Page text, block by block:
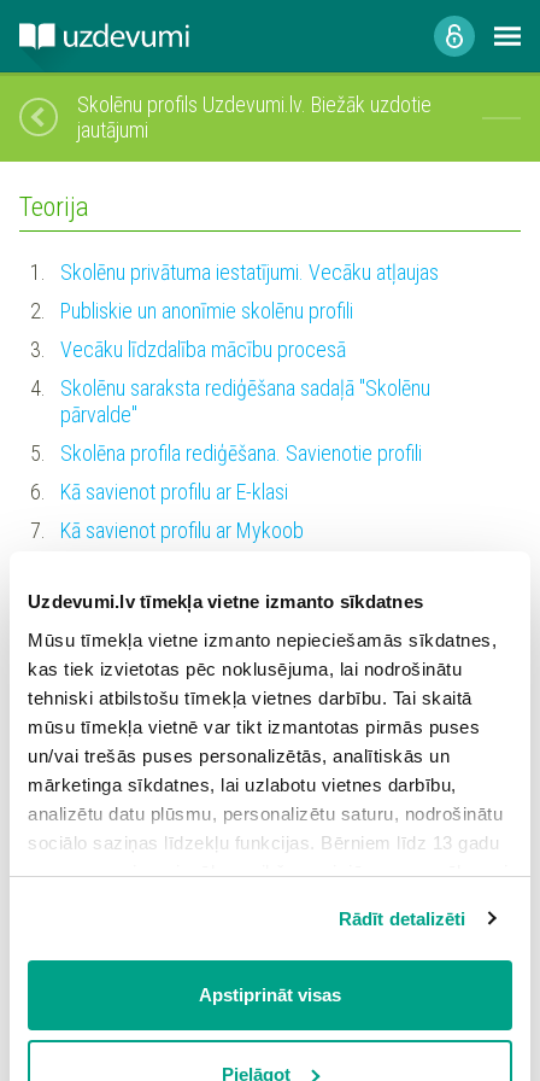
Uzdevumi.lv tīmekļa vietne izmanto sīkdatnes
Mūsu tīmekļa vietne izmanto nepieciešamās sīkdatnes,
kas tiek izvietotas pēc noklusējuma, lai nodrošinātu
tehniski atbilstošu tīmekļa vietnes darbību. Tai skaitā
mūsu tīmekļa vietnē var tikt izmantotas pirmās puses
un/vai trešās puses personalizētās, analītiskās un
mārketinga sīkdatnes, lai uzlabotu vietnes darbību,
analizētu datu plūsmu, personalizētu saturu, nodrošinātu
sociālo saziņas līdzekļu funkcijas. Bērniem līdz 13 gadu
vecumam pirms izvēles veikšanas ir jāprasa vecāka vai
Spiežot uz pogas “Apstiprināt visas”, Jūs piekrītat visām
sīkdatnēm, kas atrodas šajā tīmekļa vietnē, ieskaitot
trešo pušu mārketinga sīkdatnes. Spiežot uz pogas
vietnē, izņemot “Nepieciešamās” sīkdatnes, kuru
izmantošanai nav nepieciešams iegūt lietotāja piekrišanu.
Rādīt detalizēti
Apstiprināt visas
Pielāgot
Skolēnu profils Uzdevumi.lv. Biežāk uzdotie
jautājumi
Teorija
1.
Skolēnu privātuma iestatījumi. Vecāku atļaujas
2.
Publiskie un anonīmie skolēnu profili
3.
Vecāku līdzdalība mācību procesā
4.
Skolēnu saraksta rediģēšana sadaļā "Skolēnu
pārvalde"
5.
Skolēna profila rediģēšana. Savienotie profili
6.
Kā savienot profilu ar E-klasi
7.
Kā savienot profilu ar Mykoob
maiņa mācību gada sākumā
9. Ko darīt, ja skolēns ir aizmirsis paroli un e-pasta adresi
10.
Ko darīt, ja skolēns portālā ir reģistrējies vairākas
reizes
Uzdevumi
2.
Grūtības pakāpe: vidēja
3